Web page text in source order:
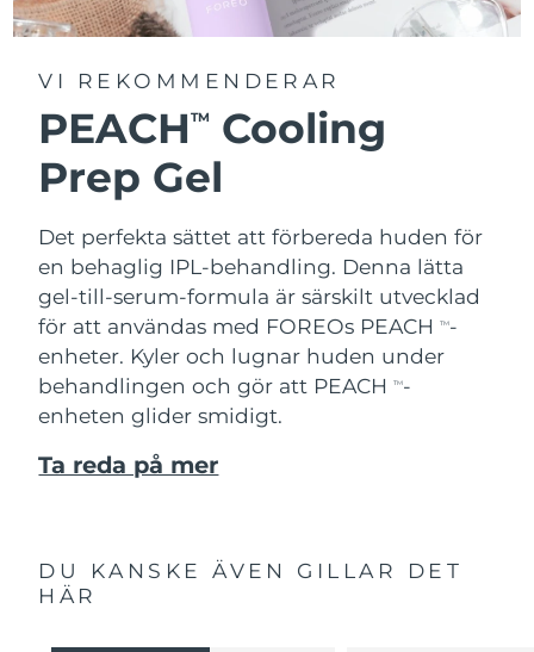
VI REKOMMENDERAR
PEACHTM
Cooling
Prep Gel
Det perfekta sättet att förbereda huden för
en behaglig IPL-behandling. Denna lätta
gel-till-serum-formula är särskilt utvecklad
för att användas med FOREOs PEACHTM-
enheter. Kyler och lugnar huden under
behandlingen och gör att PEACHTM-
enheten glider smidigt.
Ta reda på mer
DU KANSKE ÄVEN GILLAR DET
HÄR